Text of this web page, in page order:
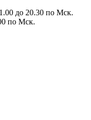
до 20.30 по Мcк.
по Мcк.